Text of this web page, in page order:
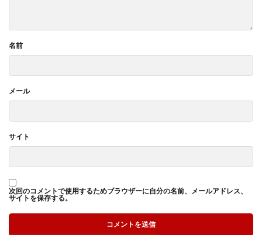
名前
メール
サイト
次回のコメントで使用するためブラウザーに自分の名前、メールアドレス、
サイトを保存する。